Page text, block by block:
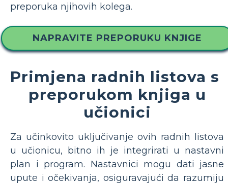
preporuka njihovih kolega.
NAPRAVITE PREPORUKU KNJIGE
Primjena radnih listova s ​​
preporukom knjiga u
učionici
Za učinkovito uključivanje ovih radnih listova
u učionicu, bitno ih je integrirati u nastavni
plan i program. Nastavnici mogu dati jasne
upute i očekivanja, osiguravajući da razumiju